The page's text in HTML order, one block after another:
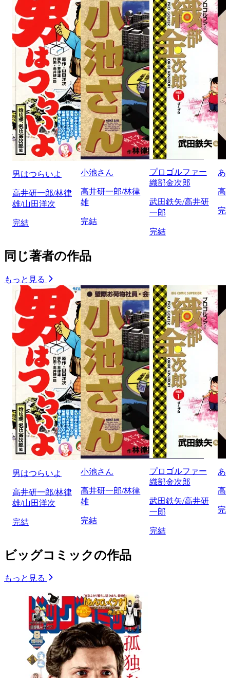
男はつらいよ
高井研一郎/林律
雄/山田洋次
完結
小池さん
高井研一郎/林律
雄
完結
プロゴルファー
織部金次郎
武田鉄矢/高井研
一郎
完結
あ
高
完
同じ著者の作品
もっと見る
男はつらいよ
高井研一郎/林律
雄/山田洋次
完結
小池さん
高井研一郎/林律
雄
完結
プロゴルファー
織部金次郎
武田鉄矢/高井研
一郎
完結
あ
高
完
ビッグコミックの作品
もっと見る